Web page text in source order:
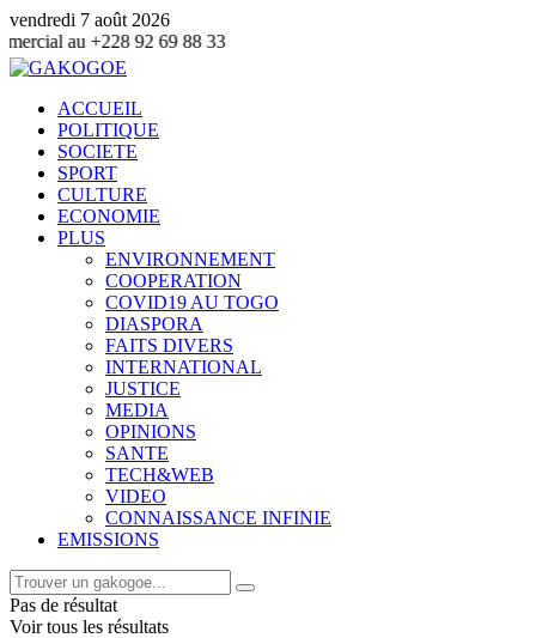
vendredi 7 août 2026
69 88 33
ACCUEIL
POLITIQUE
SOCIETE
SPORT
CULTURE
ECONOMIE
PLUS
ENVIRONNEMENT
COOPERATION
COVID19 AU TOGO
DIASPORA
FAITS DIVERS
INTERNATIONAL
JUSTICE
MEDIA
OPINIONS
SANTE
TECH&WEB
VIDEO
CONNAISSANCE INFINIE
EMISSIONS
Pas de résultat
Voir tous les résultats